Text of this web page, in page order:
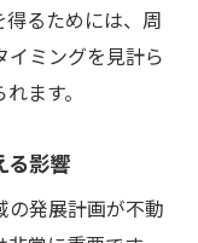
るためには、周
ミングを見計ら
ます。
る影響
の発展計画が不動